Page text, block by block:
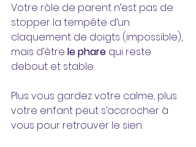
Votre rôle de parent n’est pas de
stopper la tempête d’un
claquement de doigts (impossible),
mais d’être le phare qui reste
debout et stable.
Plus vous gardez votre calme, plus
votre enfant peut s’accrocher à
vous pour retrouver le sien.